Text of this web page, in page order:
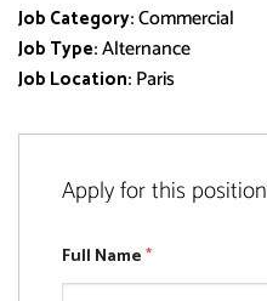
Job Category:Commercial
Job Type:Alternance
Job Location: Paris
Apply for this position
Full Name*